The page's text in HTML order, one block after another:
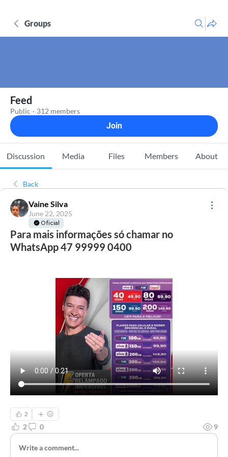
Groups
Feed
Public · 312 members
Join
Discussion Media Files Members About
Back
Vaine Silva
June 22, 2025
Oficial
Para mais informações só chamar no
WhatsApp 47 99999 0400
2
2 0 9
Write a comment...